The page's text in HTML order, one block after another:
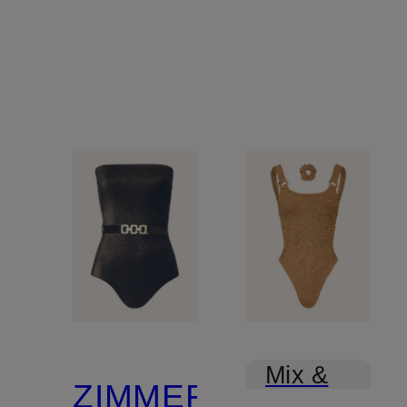
ZIMMERMANN
Mix &